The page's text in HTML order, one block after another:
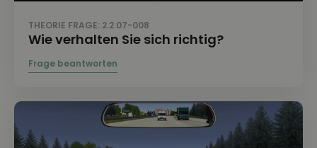
THEORIE FRAGE: 2.2.07-008
Wie verhalten Sie sich richtig?